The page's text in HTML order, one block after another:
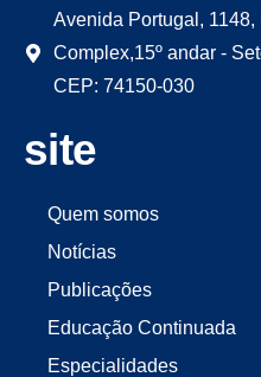
Avenida Portugal,
Complex,15º andar -
CEP: 74150-030
site
Quem somos
Notícias
Publicações
Educação Continuada
Especialidades